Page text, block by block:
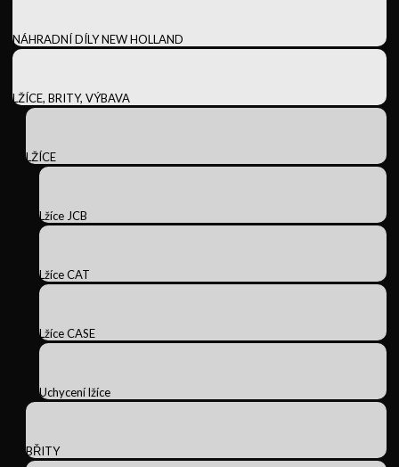
NÁHRADNÍ DÍLY NEW HOLLAND
LŽÍCE, BRITY, VÝBAVA
LŽÍCE
Lžíce JCB
Lžíce CAT
Lžíce CASE
Uchycení lžíce
BŘITY